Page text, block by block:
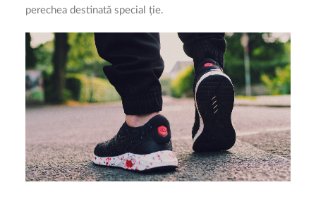
perechea destinată special ție.